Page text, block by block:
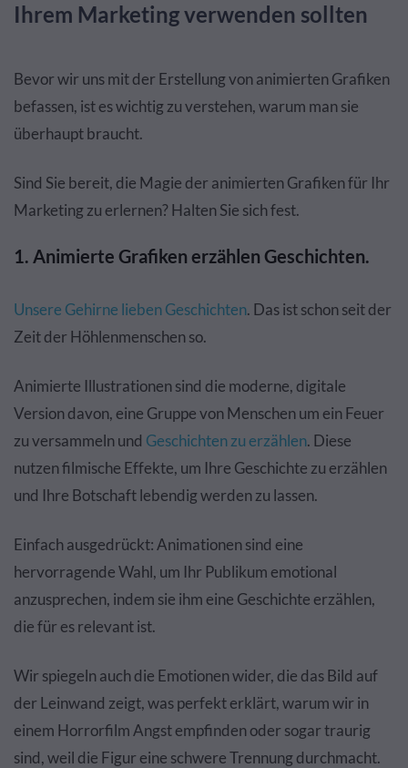
Ihrem Marketing verwenden sollten
Bevor wir uns mit der Erstellung von animierten Grafiken
befassen, ist es wichtig zu verstehen, warum man sie
überhaupt braucht.
Sind Sie bereit, die Magie der animierten Grafiken für Ihr
Marketing zu erlernen? Halten Sie sich fest.
1. Animierte Grafiken erzählen Geschichten.
Unsere Gehirne lieben Geschichten. Das ist schon seit der
Zeit der Höhlenmenschen so.
Animierte Illustrationen sind die moderne, digitale
Version davon, eine Gruppe von Menschen um ein Feuer
zu versammeln und Geschichten zu erzählen. Diese
nutzen filmische Effekte, um Ihre Geschichte zu erzählen
und Ihre Botschaft lebendig werden zu lassen.
Einfach ausgedrückt: Animationen sind eine
hervorragende Wahl, um Ihr Publikum emotional
anzusprechen, indem sie ihm eine Geschichte erzählen,
die für es relevant ist.
Wir spiegeln auch die Emotionen wider, die das Bild auf
der Leinwand zeigt, was perfekt erklärt, warum wir in
einem Horrorfilm Angst empfinden oder sogar traurig
sind, weil die Figur eine schwere Trennung durchmacht.